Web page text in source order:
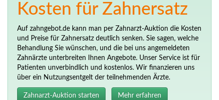
Kosten für Zahnersatz
Auf zahngebot.de kann man per Zahnarzt-Auktion die Kosten
und Preise für Zahnersatz deutlich senken. Sie sagen, welche
Behandlung Sie wünschen, und die bei uns angemeldeten
Zahnärzte unterbreiten Ihnen Angebote. Unser Service ist für
Patienten unverbindlich und kostenlos. Wir finanzieren uns
über ein Nutzungsentgelt der teilnehmenden Ärzte.
Zahnarzt-Auktion starten Mehr erfahren